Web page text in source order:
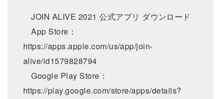
JOIN ALIVE 2021 公式アプリ ダウンロード
App Store：
https://apps.apple.com/us/app/join-
alive/id1579828794
Google Play Store：
https://play.google.com/store/apps/details?